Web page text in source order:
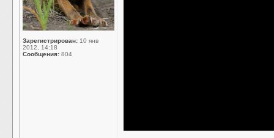
Зарегистрирован: 10 янв
2012, 14:18
Сообщения: 804